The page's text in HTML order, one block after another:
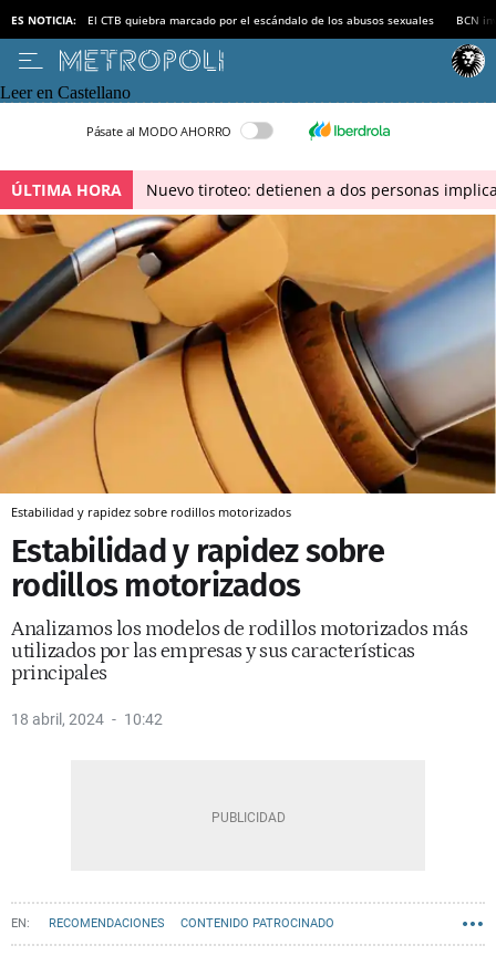
ES NOTICIA: El CTB quiebra marcado por el escándalo de los abusos sexuales BCN
Leer en Castellano
Pásate al MODO AHORRO
ÚLTIMA HORA Nuevo tiroteo: detienen a dos personas
Estabilidad y rapidez sobre rodillos motorizados
Estabilidad y rapidez sobre
rodillos motorizados
Analizamos los modelos de rodillos motorizados más
utilizados por las empresas y sus características
principales
18 abril, 2024 10:42
RECOMENDACIONES CONTENIDO PATROCINADO